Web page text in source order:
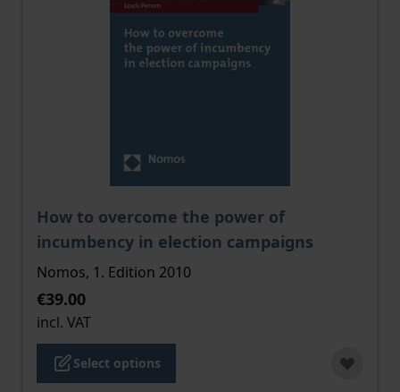
How to overcome the power of
incumbency in election campaigns
The price depends on the options chosen on the
Nomos, 1. Edition 2010
€39.00
incl. VAT
Select options